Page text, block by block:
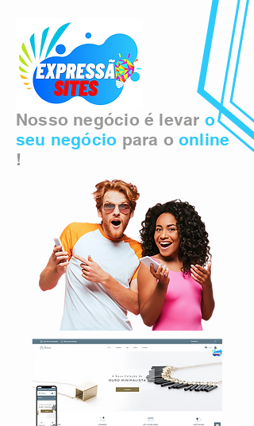
Nosso negócio é levar o
seu negócio para o online
!